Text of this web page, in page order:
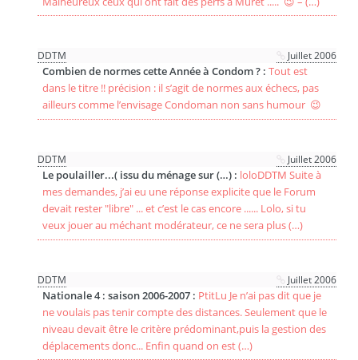
DDTM Juillet 2006
Combien de normes cette Année à Condom ? :Tout est
dans le titre !! précision : il s’agit de normes aux échecs, pas
ailleurs comme l’envisage Condoman non sans humour 😉
DDTM Juillet 2006
Le poulailler...( issu du ménage sur (…) : loloDDTM Suite à
mes demandes, j’ai eu une réponse explicite que le Forum
devait rester "libre" ... et c’est le cas encore ...... Lolo, si tu
veux jouer au méchant modérateur, ce ne sera plus (…)
DDTM Juillet 2006
Nationale 4 : saison 2006-2007 : PtitLu Je n’ai pas dit que je
ne voulais pas tenir compte des distances. Seulement que le
niveau devait être le critère prédominant,puis la gestion des
déplacements donc... Enfin quand on est (…)